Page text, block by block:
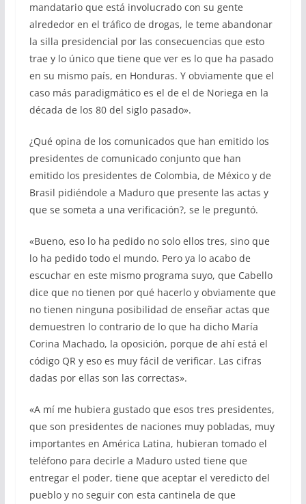
mandatario que está involucrado con su gente
alrededor en el tráfico de drogas, le teme abandonar
la silla presidencial por las consecuencias que esto
trae y lo único que tiene que ver es lo que ha pasado
en su mismo país, en Honduras. Y obviamente que el
caso más paradigmático es el de el de Noriega en la
década de los 80 del siglo pasado».
¿Qué opina de los comunicados que han emitido los
presidentes de comunicado conjunto que han
emitido los presidentes de Colombia, de México y de
Brasil pidiéndole a Maduro que presente las actas y
que se someta a una verificación?, se le preguntó.
«Bueno, eso lo ha pedido no solo ellos tres, sino que
lo ha pedido todo el mundo. Pero ya lo acabo de
escuchar en este mismo programa suyo, que Cabello
dice que no tienen por qué hacerlo y obviamente que
no tienen ninguna posibilidad de enseñar actas que
demuestren lo contrario de lo que ha dicho María
Corina Machado, la oposición, porque de ahí está el
código QR y eso es muy fácil de verificar. Las cifras
dadas por ellas son las correctas».
«A mí me hubiera gustado que esos tres presidentes,
que son presidentes de naciones muy pobladas, muy
importantes en América Latina, hubieran tomado el
teléfono para decirle a Maduro usted tiene que
entregar el poder, tiene que aceptar el veredicto del
pueblo y no seguir con esta cantinela de que